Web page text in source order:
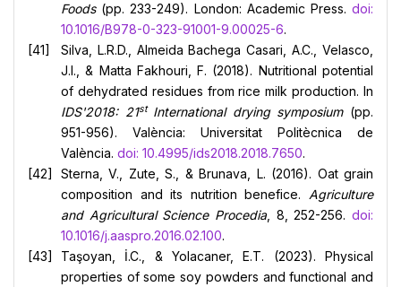
Foods(pp. 233-249). London: Academic Press. doi:
10.1016/B978-0-323-91001-9.00025-6.
Silva, L.R.D., Almeida Bachega Casari, A.C., Velasco,
J.I., & Matta Fakhouri, F. (2018). Nutritional potential
of dehydrated residues from rice milk production. In
IDS'2018: 21stInternational drying symposium(pp.
951-956). València: Universitat Politècnica de
València. doi: 10.4995/ids2018.2018.7650.
Sterna, V., Zute, S., & Brunava, L. (2016). Oat grain
composition and its nutrition benefice. Agriculture
and Agricultural Science Procedia, 8, 252-256. doi:
10.1016/j.aaspro.2016.02.100.
Taşoyan, İ.C., & Yolacaner, E.T. (2023). Physical
properties of some soy powders and functional and